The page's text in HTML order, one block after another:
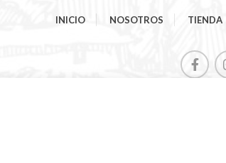
INICIO NOSOTROS TIENDA